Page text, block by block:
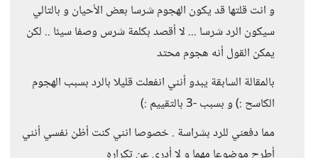
و انت قلتها قد يكون الهجوم شرسا بعض الأحيان و بالتالي
سيكون الرد شرسا ... لا أقصد بكلمة شرس وصفا سيئا .. لكن
يمكن القول أنه هجوم محتد
بالمقالة السابقة يبدو أنني انفعلت قليلا بالرد بسبب الهجوم
الكاسح :) و بسبب -3 بالتقييم :)
مما دفعني للرد بشراسة . خصوصا انني كنت أظن نفسي أنني